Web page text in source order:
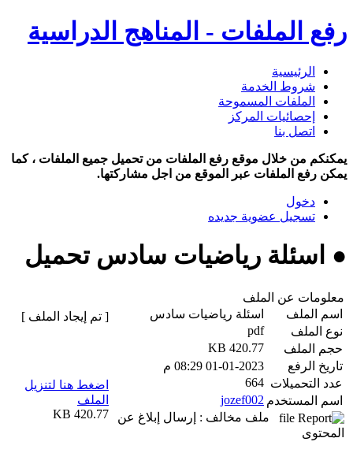
رفع الملفات - المناهج الدراسية
الرئيسية
شروط الخدمة
الملفات المسموحة
إحصائيات المركز
اتصل بنا
يمكنكم من خلال موقع رفع الملفات من تحميل جميع الملفات ، كما
يمكن رفع الملفات عبر الموقع من اجل مشاركتها.
دخول
تسجيل عضوية جديده
● اسئلة رياضيات سادس تحميل
معلومات عن الملف
اسم الملف
اسئلة رياضيات سادس
نوع الملف
pdf
حجم الملف
420.77 KB
تاريخ الرفع
01-01-2023 08:29 م
عدد التحميلات 664
اسم المستخدم jozef002
ملف مخالف : إرسال إبلاغ عن
المحتوى
[ تم إيجاد الملف ]
اضغط هنا لتنزيل
الملف
420.77 KB